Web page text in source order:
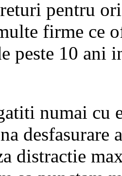
pentru
firme ce
peste 10 ani
numai cu
desfasurare
distractie